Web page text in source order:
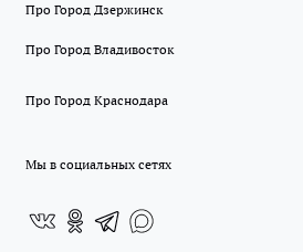
Про Город Дзержинск
Про Город Владивосток
Про Город Краснодара
Мы в социальных сетях